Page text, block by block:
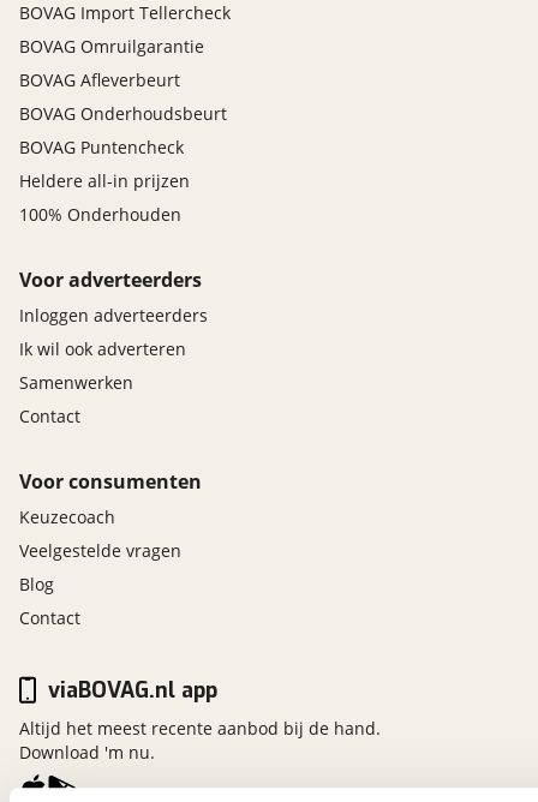
BOVAG Import Tellercheck
BOVAG Omruilgarantie
BOVAG Afleverbeurt
BOVAG Onderhoudsbeurt
BOVAG Puntencheck
Heldere all-in prijzen
100% Onderhouden
Voor adverteerders
Inloggen adverteerders
Ik wil ook adverteren
Samenwerken
Contact
Voor consumenten
Keuzecoach
Veelgestelde vragen
Blog
Contact
viaBOVAG.nl app
Altijd het meest recente aanbod bij de hand.
Download 'm nu.